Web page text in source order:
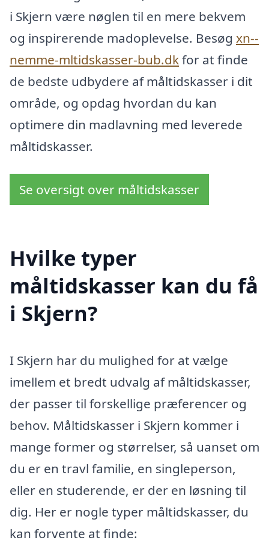
i Skjern være nøglen til en mere bekvem
og inspirerende madoplevelse. Besøg xn--
nemme-mltidskasser-bub.dkfor at finde
de bedste udbydere af måltidskasser i dit
område, og opdag hvordan du kan
optimere din madlavning med leverede
måltidskasser.
Se oversigt over måltidskasser
Hvilke typer
måltidskasser kan du få
i Skjern?
I Skjern har du mulighed for at vælge
imellem et bredt udvalg af måltidskasser,
der passer til forskellige præferencer og
behov. Måltidskasser i Skjern kommer i
mange former og størrelser, så uanset om
du er en travl familie, en singleperson,
eller en studerende, er der en løsning til
dig. Her er nogle typer måltidskasser, du
kan forvente at finde: